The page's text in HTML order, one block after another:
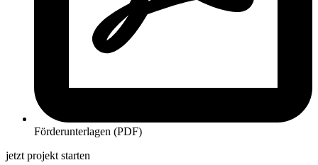
Förderunterlagen (PDF)
jetzt projekt starten